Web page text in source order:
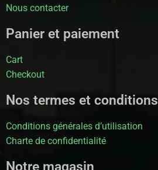
Nous contacter
Panier et paiement
Cart
Checkout
Nos termes et conditions
Conditions générales d’utilisation
Charte de confidentialité
Notre magasin